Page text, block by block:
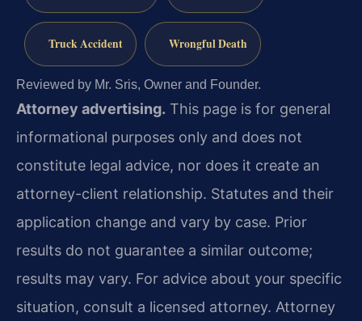
Truck Accident Wrongful Death
Reviewed by Mr. Sris, Owner and Founder.
Attorney advertising. This page is for general
informational purposes only and does not
constitute legal advice, nor does it create an
attorney-client relationship. Statutes and their
application change and vary by case. Prior
results do not guarantee a similar outcome;
results may vary. For advice about your specific
situation, consult a licensed attorney. Attorney